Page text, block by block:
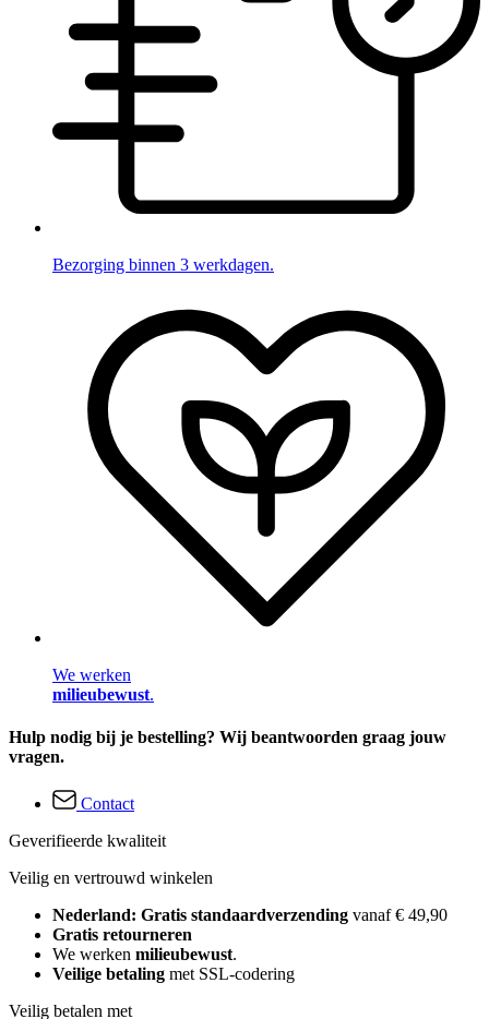
Bezorging binnen 3 werkdagen.
We werken
milieubewust.
Hulp nodig bij je bestelling? Wij beantwoorden graag jouw
vragen.
Contact
Geverifieerde kwaliteit
Veilig en vertrouwd winkelen
Nederland: Gratis standaardverzending vanaf € 49,90
Gratis retourneren
We werken milieubewust.
Veilige betaling met SSL-codering
Veilig betalen met